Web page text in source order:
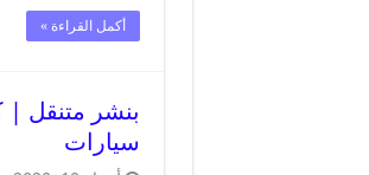
أكمل القراءة »
سيارات